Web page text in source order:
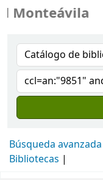
Búsqueda avanzada
Bibliotecas